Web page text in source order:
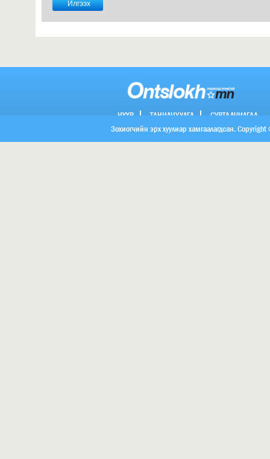
НҮҮР ТАНИЛЦУУЛГА СУРТАЛЧИЛГАА
ХОЛБОО БАРИХ
Зохиогчийн эрх хуулиар хамгаалагдсан.